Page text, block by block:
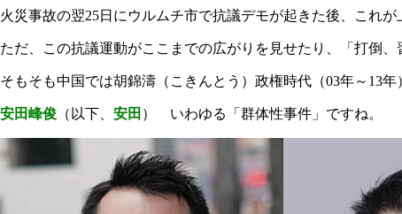
火災事故の翌25日にウルムチ市で抗議デモが起きた後、これ
ただ、この抗議運動がここまでの広がりを見せたり、「打倒
そもそも中国では胡錦濤（こきんとう）政権時代（03年～13
安田峰俊 （以下、 安田 ） いわゆる「群体性事件」ですね。